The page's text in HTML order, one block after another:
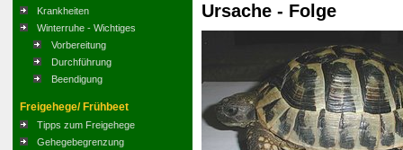
Krankheiten
Winterruhe - Wichtiges
Vorbereitung
Durchführung
Beendigung
Freigehege/ Frühbeet
Tipps zum Freigehege
Gehegebegrenzung
Ursache - Folge